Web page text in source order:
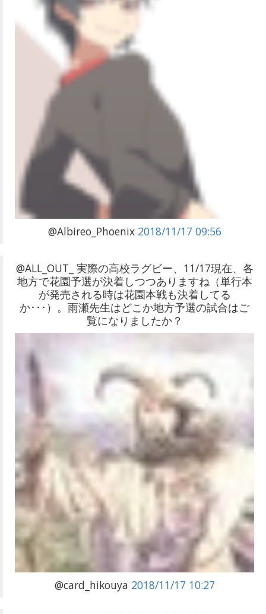
@Albireo_Phoenix 2018/11/17 09:56
@ALL_OUT_ 実際の高校ラグビー、11/17現在、各
地方で花園予選が決着しつつありますね（単行本
が発売される時は花園本戦も決着してる
か･･･）。雨瀬先生はどこか地方予選の試合はご
覧になりましたか？
@card_hikouya 2018/11/17 10:27